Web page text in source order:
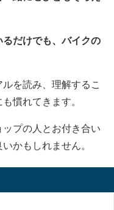
だけでも、バイクの
を読み、理解するこ
慣れてきます。
プの人とお付き合い
かもしれません。